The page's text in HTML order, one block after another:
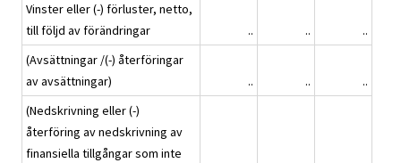
Vinster eller (-) förluster, netto,
till följd av förändringar
.. ..
..
(Avsättningar /(-) återföringar
av avsättningar)
.. ..
..
(Nedskrivning eller (-)
återföring av nedskrivning av
finansiella tillgångar som inte